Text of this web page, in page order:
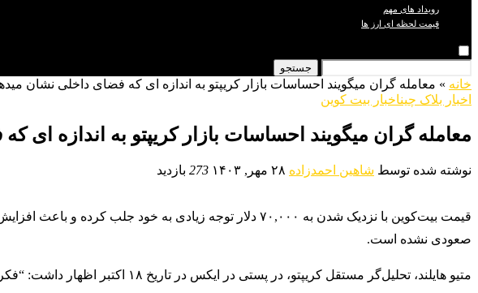
رویداد های مهم
قیمت لحظه ای ارز ها
جستجو
خانه » معامله گران میگویند احساسات بازار کریپتو به اندازه ای که فضای داخلی نشان
اخبار بلاک چیناخبار بیت کوین
معامله گران میگویند احساسات بازار کریپتو به اندازه
نوشته شده توسط شاهین احمدزاده ۲۸ مهر, ۱۴۰۳ 273 بازدید
قیمت بیت‌کوین با نزدیک شدن به ۷۰,۰۰۰ دلار توجه زیادی
صعودی نشده است.
متیو هایلند، تحلیل‌گر مستقل کریپتو، در پستی در ایکس در تاریخ ۱۸ اکتبر اظهار داشت: “فکر نمی‌کنم احساسات بازار در حال حاضر خیلی صعودی باشد.”